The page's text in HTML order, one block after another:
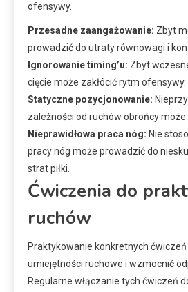
ofensywy.
Przesadne zaangażowanie: Zbyt
prowadzić do utraty równowagi i
Ignorowanie timing’u: Zbyt
cięcie może zakłócić rytm ofensywy.
Statyczne pozycjonowanie:
zależności od ruchów obrońcy może
Nieprawidłowa praca nóg: Nie
pracy nóg może prowadzić do
strat piłki.
Ćwiczenia do
ruchów
Praktykowanie konkretnych
umiejętności ruchowe i wzmocnić
Regularne włączanie tych ćwiczeń